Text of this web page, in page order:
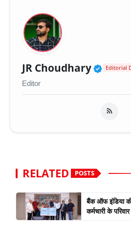
JR Choudhary Editorial
Editor
RELATED POSTS
बैंक ऑफ इंडिया
कर्मचारी के